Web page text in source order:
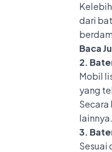
dari
Baca
2.
Mobil
yang
3.
Sesuai